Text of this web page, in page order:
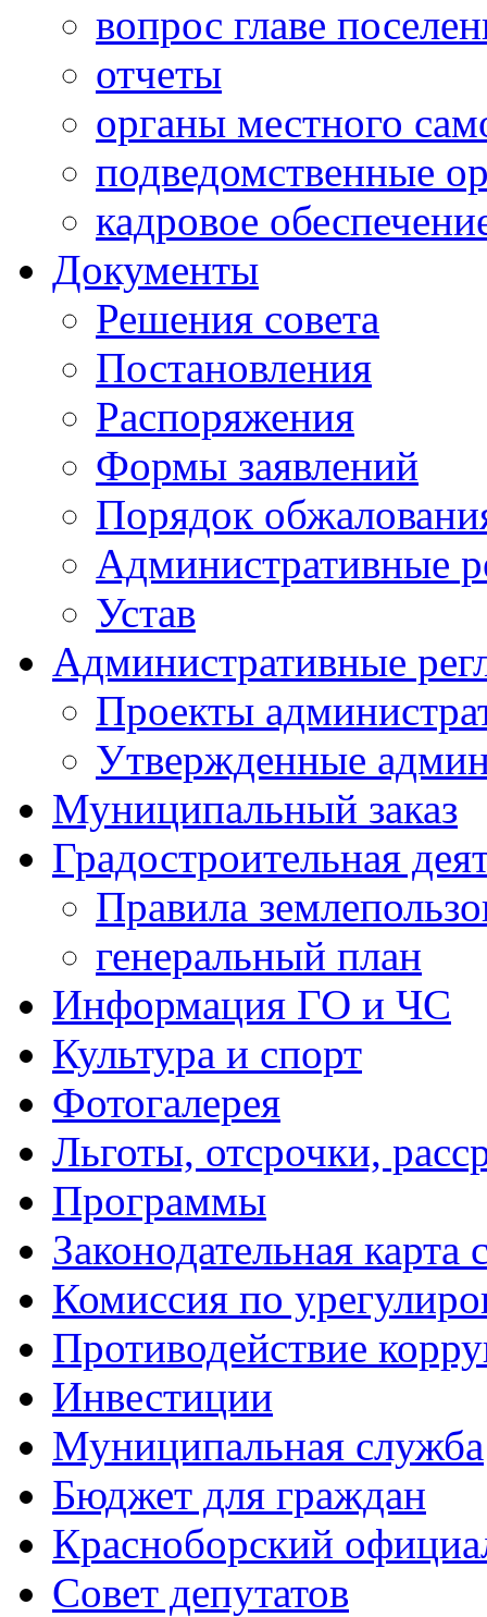
вопрос главе
отчеты
органы местного
подведомственные
кадровое
Документы
Решения совета
Постановления
Распоряжения
Формы заявлений
Порядок
Административные
Устав
Административные
Проекты
Утвержденные
Муниципальный заказ
Градостроительная
Правила
генеральный план
Информация ГО и ЧС
Культура и спорт
Фотогалерея
Льготы, отсрочки,
Программы
Законодательная карта
Комиссия по
Противодействие
Инвестиции
Муниципальная служба
Бюджет для граждан
Красноборский
Совет депутатов